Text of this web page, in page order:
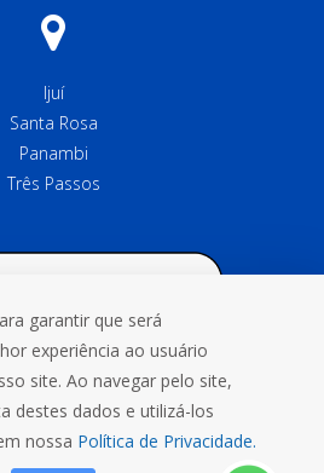
Ijuí
Santa Rosa
Panambi
Três Passos
garantir que será
experiência ao usuário
site. Ao navegar pelo site,
destes dados e utilizá-los
nossa Política de Privacidade.